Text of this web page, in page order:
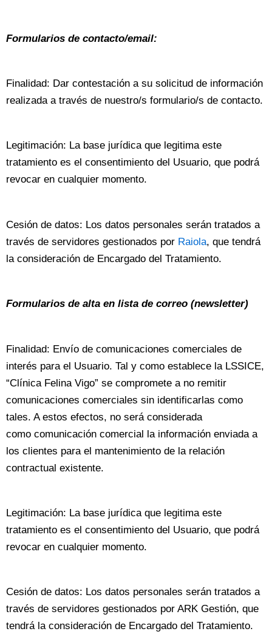
Formularios de contacto/email:
Finalidad: Dar contestación a su solicitud de información
realizada a través de nuestro/s formulario/s de contacto.
Legitimación: La base jurídica que legitima este
tratamiento es el consentimiento del Usuario, que podrá
revocar en cualquier momento.
Cesión de datos: Los datos personales serán tratados a
través de servidores gestionados por Raiola, que tendrá
la consideración de Encargado del Tratamiento.
Formularios de alta en lista de correo (newsletter)
Finalidad: Envío de comunicaciones comerciales de
interés para el Usuario. Tal y como establece la LSSICE,
“Clínica Felina Vigo” se compromete a no remitir
comunicaciones comerciales sin identificarlas como
tales. A estos efectos, no será considerada
como comunicación comercial la información enviada a
los clientes para el mantenimiento de la relación
contractual existente.
Legitimación: La base jurídica que legitima este
tratamiento es el consentimiento del Usuario, que podrá
revocar en cualquier momento.
Cesión de datos: Los datos personales serán tratados a
través de servidores gestionados por ARK Gestión, que
tendrá la consideración de Encargado del Tratamiento.